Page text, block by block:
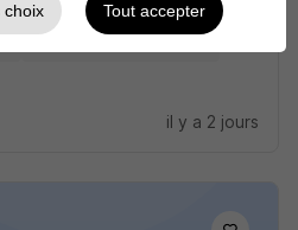
il y a 2 jours
choix Tout accepter